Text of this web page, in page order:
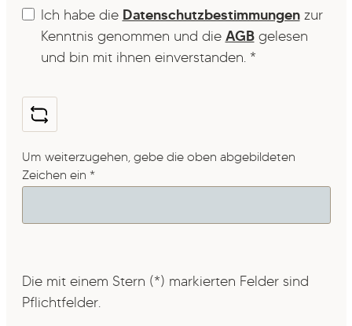
Ich habe die Datenschutzbestimmungenzur
Kenntnis genommen und die AGBgelesen
und bin mit ihnen einverstanden. *
Um weiterzugehen, gebe die oben abgebildeten
Zeichen ein *
Die mit einem Stern (*) markierten Felder sind
Pflichtfelder.